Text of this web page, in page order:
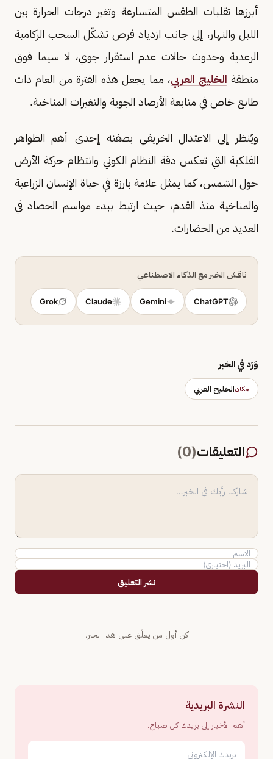
أبرزها تقلبات الطقس المتسارعة وتغير درجات الحرارة بين
الليل والنهار، إلى جانب ازدياد فرص تشكّل السحب الركامية
الرعدية وحدوث حالات عدم استقرار جوي، لا سيما فوق
منطقة الخليج العربي، مما يجعل هذه الفترة من العام ذات
طابع خاص في متابعة الأرصاد الجوية والتغيرات المناخية.
ويُنظر إلى الاعتدال الخريفي بصفته إحدى أهم الظواهر
الفلكية التي تعكس دقة النظام الكوني وانتظام حركة الأرض
حول الشمس، كما يمثل علامة بارزة في حياة الإنسان الزراعية
والمناخية منذ القدم، حيث ارتبط ببدء مواسم الحصاد في
العديد من الحضارات.
ناقش الخبر مع الذكاء الاصطناعي
ChatGPT
Gemini
Claude
Grok
وَرَد في الخبر
مكانالخليج العربي
التعليقات(
0
)
نشر التعليق
كن أول من يعلّق على هذا الخبر.
النشرة البريدية
أهم الأخبار إلى بريدك كل صباح.